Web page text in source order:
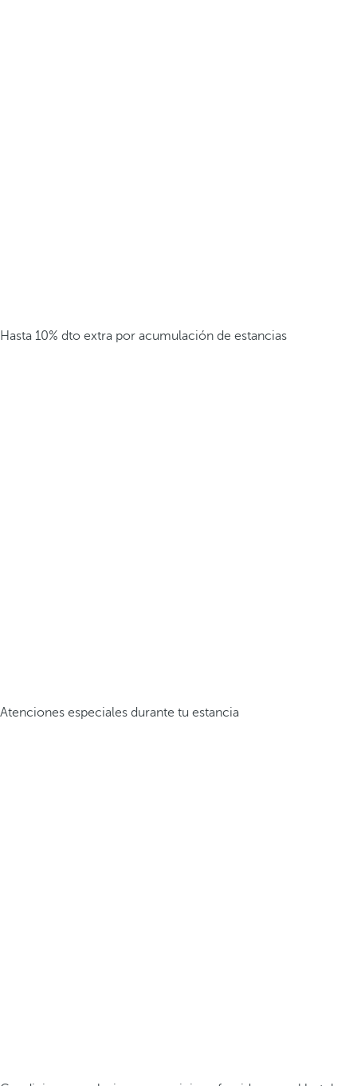
Hasta 10% dto extra por acumulación de estancias
Atenciones especiales durante tu estancia